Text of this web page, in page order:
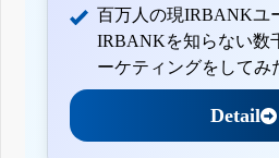
百万人の現IRBANKユ
IRBANKを知らない数
ーケティングをしてみ
Detail